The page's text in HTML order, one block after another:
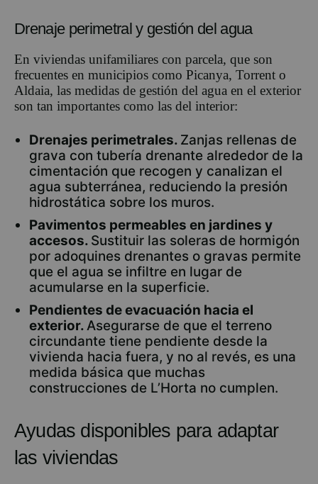
Drenaje perimetral y gestión del agua
En viviendas unifamiliares con parcela, que son
frecuentes en municipios como Picanya, Torrent o
Aldaia, las medidas de gestión del agua en el exterior
son tan importantes como las del interior:
Drenajes perimetrales. Zanjas rellenas de
grava con tubería drenante alrededor de la
cimentación que recogen y canalizan el
agua subterránea, reduciendo la presión
hidrostática sobre los muros.
Pavimentos permeables en jardines y
accesos. Sustituir las soleras de hormigón
por adoquines drenantes o gravas permite
que el agua se infiltre en lugar de
acumularse en la superficie.
Pendientes de evacuación hacia el
exterior.Asegurarse de que el terreno
circundante tiene pendiente desde la
vivienda hacia fuera, y no al revés, es una
medida básica que muchas
construcciones de L’Horta no cumplen.
Ayudas disponibles para adaptar
las viviendas